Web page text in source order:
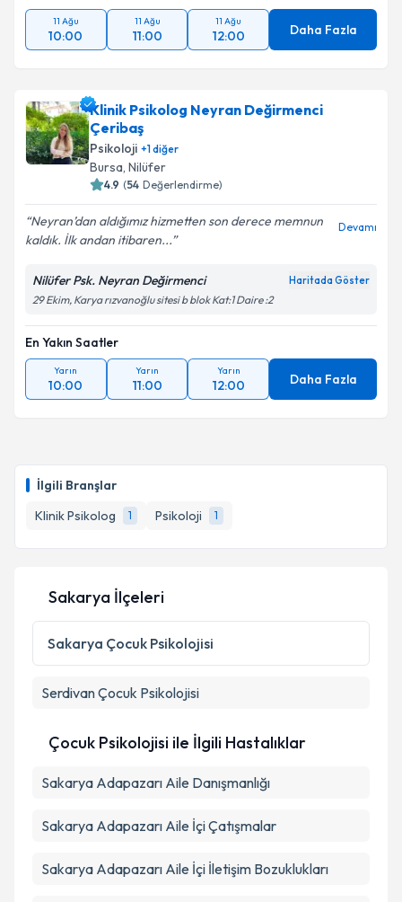
İlgili Branşlar
Klinik Psikolog
1 Psikoloji 1
11 Ağu
10:00
11 Ağu
11:00
11 Ağu
12:00 Daha Fazla
Klinik Psikolog Neyran Değirmenci
Çeribaş
Psikoloji +1diğer
Bursa, Nilüfer
4.9 (54 Değerlendirme)
Neyran’dan aldığımız hizmetten son derece memnun
kaldık. İlk andan itibaren...
Devamı
Nilüfer Psk. Neyran Değirmenci Haritada Göster
29 Ekim, Karya rızvanoğlu sitesi b blok Kat:1 Daire :2
En Yakın Saatler
Yarın
10:00
Yarın
11:00
Yarın
12:00 Daha Fazla
Sakarya İlçeleri
Sakarya Çocuk Psikolojisi
SerdivanÇocuk Psikolojisi
Çocuk Psikolojisi ile İlgili Hastalıklar
Sakarya Adapazarı Aile Danışmanlığı
Sakarya Adapazarı Aile İçi Çatışmalar
Sakarya Adapazarı Aile İçi İletişim Bozuklukları